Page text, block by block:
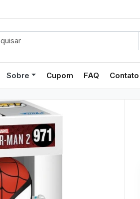
Sobre Cupom FAQ Contato